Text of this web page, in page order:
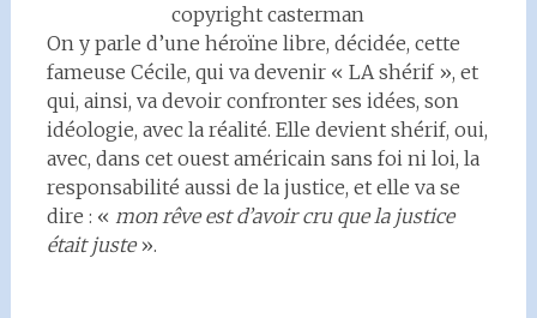
copyright casterman
On y parle d’une héroïne libre, décidée, cette
fameuse Cécile, qui va devenir « LA shérif », et
qui, ainsi, va devoir confronter ses idées, son
idéologie, avec la réalité. Elle devient shérif, oui,
avec, dans cet ouest américain sans foi ni loi, la
responsabilité aussi de la justice, et elle va se
dire : « mon rêve est d’avoir cru que la justice
était juste».